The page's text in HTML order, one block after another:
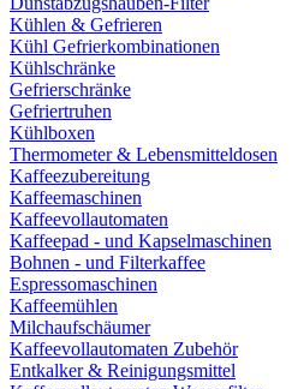
Kühlen & Gefrieren
Kühl Gefrierkombinationen
Kühlschränke
Gefrierschränke
Gefriertruhen
Kühlboxen
Thermometer & Lebensmitteldosen
Kaffeezubereitung
Kaffeemaschinen
Kaffeevollautomaten
Kaffeepad - und Kapselmaschinen
Bohnen - und Filterkaffee
Espressomaschinen
Kaffeemühlen
Milchaufschäumer
Kaffeevollautomaten Zubehör
Entkalker & Reinigungsmittel